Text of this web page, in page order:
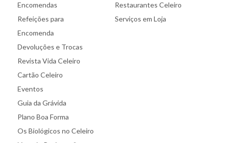
Encomendas
Refeições para
Encomenda
Devoluções e Trocas
Revista Vida Celeiro
Cartão Celeiro
Eventos
Guia da Grávida
Plano Boa Forma
Os Biológicos no Celeiro
Restaurantes Celeiro
Serviços em Loja